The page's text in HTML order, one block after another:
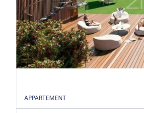
APPARTEMENT